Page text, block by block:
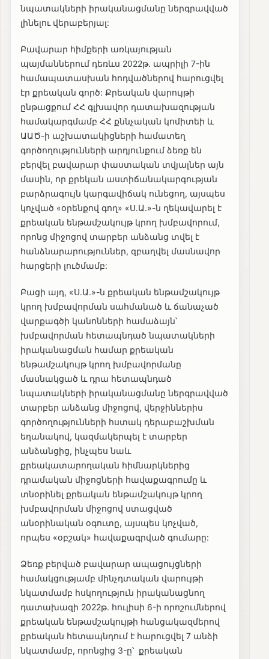
նպատակների իրականացմանը ներգրավված
լինելու վերաբերյալ:
Բավարար հիմքերի առկայության
պայմաններում դեռևս 2022թ. ապրիլի 7-ին
համապատասխան հոդվածներով հարուցվել
էր քրեական գործ: Քրեական վարույթի
ընթացքում ՀՀ գլխավոր դատախազության
համակարգմամբ ՀՀ քննչական կոմիտեի և
ԱԱԾ-ի աշխատակիցների համատեղ
գործողությունների արդյունքում ձեռք են
բերվել բավարար փաստական տվյալներ այն
մասին, որ քրեկան աստիճանակարգության
բարձրագույն կարգավիճակ ունեցող, այսպես
կոչված «օրենքով գող» «Ս.Ա.»-ն ղեկավարել է
քրեական ենթամշակույթ կրող խմբավորում,
որոնց միջոցով տարբեր անձանց տվել է
հանձնարարություններ, զբաղվել մասնավոր
հարցերի լուծմամբ:
Բացի այդ, «Ս.Ա.»-ն քրեական ենթամշակույթ
կրող խմբավորման սահմանած և ճանաչած
վարքագծի կանոնների համաձայն՝
խմբավորման հետապնդած նպատակների
իրականացման համար քրեական
ենթամշակույթ կրող խմբավորմանը
մասնակցած և դրա հետապնդած
նպատակների իրականացմանը ներգրավված
տարբեր անձանց միջոցով, վերջիններիս
գործողությունների հստակ դերաբաշխման
եղանակով, կազմակերպել է տարբեր
անձանցից, ինչպես նաև
քրեակատարողական հիմնարկներից
դրամական միջոցների հավաքագրումը և
տնօրինել քրեական ենթամշակույթ կրող
խմբավորման միջոցով ստացված
անօրինական օգուտը, այսպես կոչված,
որպես «օբշակ» հավաքագրված գումարը:
Ձեռք բերված բավարար ապացույցների
համակցությամբ մինչդտական վարույթի
նկատմամբ հսկողություն իրականացնող
դատախազի 2022թ. հուլիսի 6-ի որոշումներով
քրեական ենթամշակույթի հանցակազմերով
քրեական հետապնդում է հարուցվել 7 անձի
նկատմամբ, որոնցից 3-ը՝ քրեական